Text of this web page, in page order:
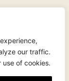
our traffic.
of cookies.